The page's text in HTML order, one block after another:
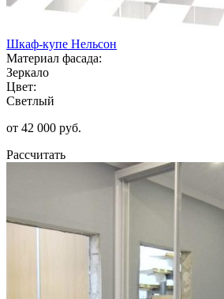
Шкаф-купе Нельсон
Материал фасада:
Зеркало
Цвет:
Светлый
от 42 000 руб.
Рассчитать